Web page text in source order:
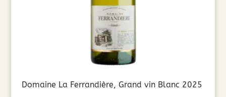
Domaine La Ferrandière, Grand vin Blanc 2025